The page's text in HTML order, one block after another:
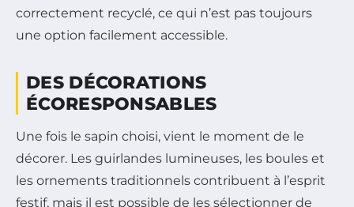
correctement recyclé, ce qui n’est pas toujours
une option facilement accessible.
DES DÉCORATIONS
ÉCORESPONSABLES
Une fois le sapin choisi, vient le moment de le
décorer. Les guirlandes lumineuses, les boules et
les ornements traditionnels contribuent à l’esprit
festif, mais il est possible de les sélectionner de